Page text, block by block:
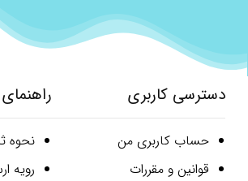
دسترسی کاربری
حساب کاربری من
قوانین و مقررات
نحوه
رویه